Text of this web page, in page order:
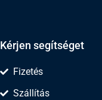
Kérjen segítséget
Fizetés
Szállítás